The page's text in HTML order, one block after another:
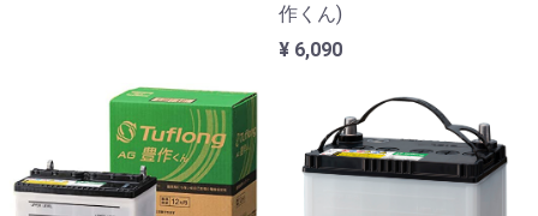
作くん)
¥ 6,090